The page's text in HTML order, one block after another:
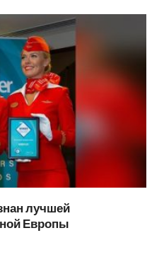
лучшей
Европы